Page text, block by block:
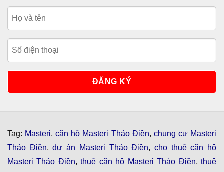
Tag: Masteri,căn hộ Masteri Thảo Điền, chung cư Masteri
Thảo Điền,dự án Masteri Thảo Điền, cho thuê căn hộ
Masteri Thảo Điền,thuê căn hộ Masteri Thảo Điền,thuê